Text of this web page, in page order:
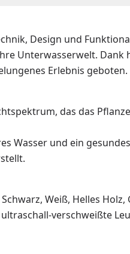
Design und
Unterwasserwelt.
Erlebnis geboten.
das das
Wasser und ein
Weiß, Helles Holz,
verschweißte